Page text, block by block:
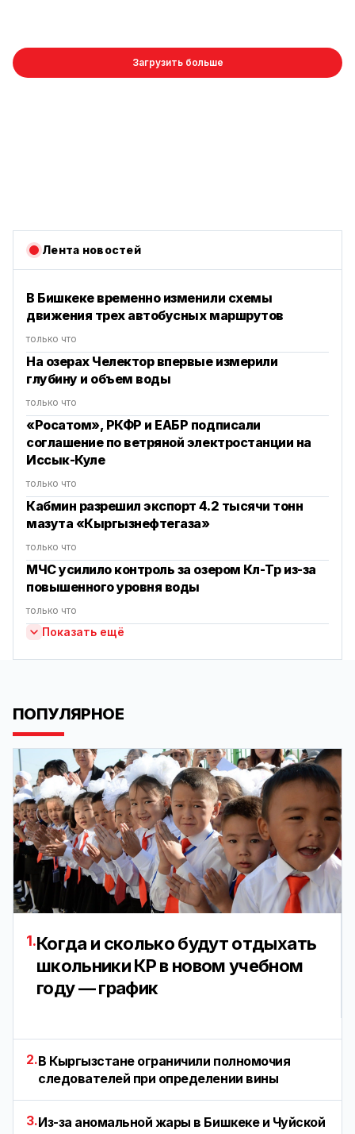
Загрузить больше
Лента новостей
В Бишкеке временно изменили схемы
движения трех автобусных маршрутов
только что
На озерах Челектор впервые измерили
глубину и объем воды
только что
«Росатом», РКФР и ЕАБР подписали
соглашение по ветряной электростанции на
Иссык-Куле
только что
Кабмин разрешил экспорт 4.2 тысячи тонн
мазута «Кыргызнефтегаза»
только что
МЧС усилило контроль за озером Көл-Төр из-за
повышенного уровня воды
только что
Показать ещё
ПОПУЛЯРНОЕ
1.Когда и сколько будут отдыхать
школьники КР в новом учебном
году — график
2.В Кыргызстане ограничили полномочия
следователей при определении вины
3.Из-за аномальной жары в Бишкеке и Чуйской